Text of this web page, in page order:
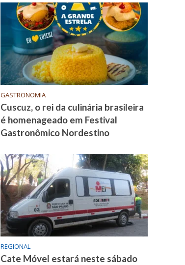
GASTRONOMIA
Cuscuz, o rei da culinária brasileira
é homenageado em Festival
Gastronômico Nordestino
REGIONAL
Cate Móvel estará neste sábado